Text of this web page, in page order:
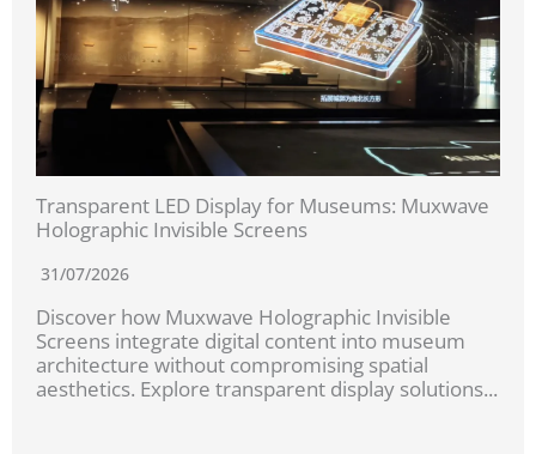
Transparent LED Display for Museums: Muxwave
Holographic Invisible Screens
31/07/2026
Discover how Muxwave Holographic Invisible
Screens integrate digital content into museum
architecture without compromising spatial
aesthetics. Explore transparent display solutions...